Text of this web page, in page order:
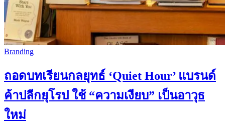
Branding
ถอดบทเรียนกลยุทธ์ ‘Quiet Hour’ แบรนด์
ค้าปลีกยุโรป ใช้ “ความเงียบ” เป็นอาวุธ
ใหม่